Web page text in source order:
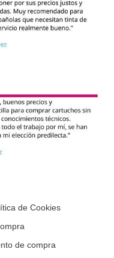
de Cookies
de compra